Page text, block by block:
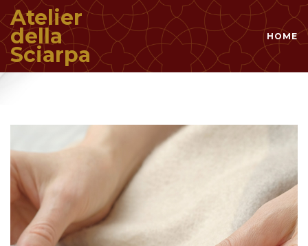
Atelier
della
Sciarpa
HOME